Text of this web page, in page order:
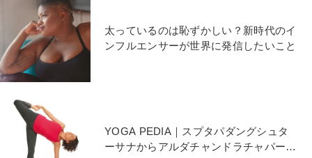
太っているのは恥ずかしい？新時代のイ
ンフルエンサーが世界に発信したいこと
YOGA PEDIA｜スプタパダングシュタ
ーサナからアルダチャンドラチャパーサ